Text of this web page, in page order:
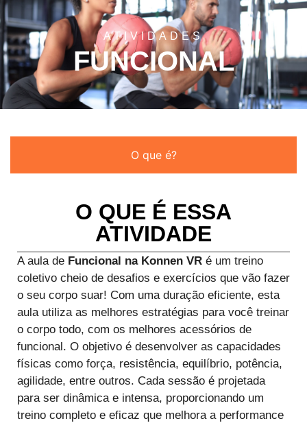
ATIVIDADES
FUNCIONAL
O que é?
O QUE É ESSA
ATIVIDADE
A aula de Funcional na Konnen VR é um treino
coletivo cheio de desafios e exercícios que vão fazer
o seu corpo suar! Com uma duração eficiente, esta
aula utiliza as melhores estratégias para você treinar
o corpo todo, com os melhores acessórios de
funcional. O objetivo é desenvolver as capacidades
físicas como força, resistência, equilíbrio, potência,
agilidade, entre outros. Cada sessão é projetada
para ser dinâmica e intensa, proporcionando um
treino completo e eficaz que melhora a performance